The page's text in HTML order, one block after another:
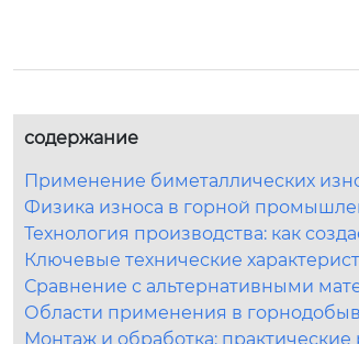
содержание
Применение биметаллических
Физика износа в горной
Технология производства: как
Ключевые технические
Сравнение с альтернативными
Области применения в
Монтаж и обработка: